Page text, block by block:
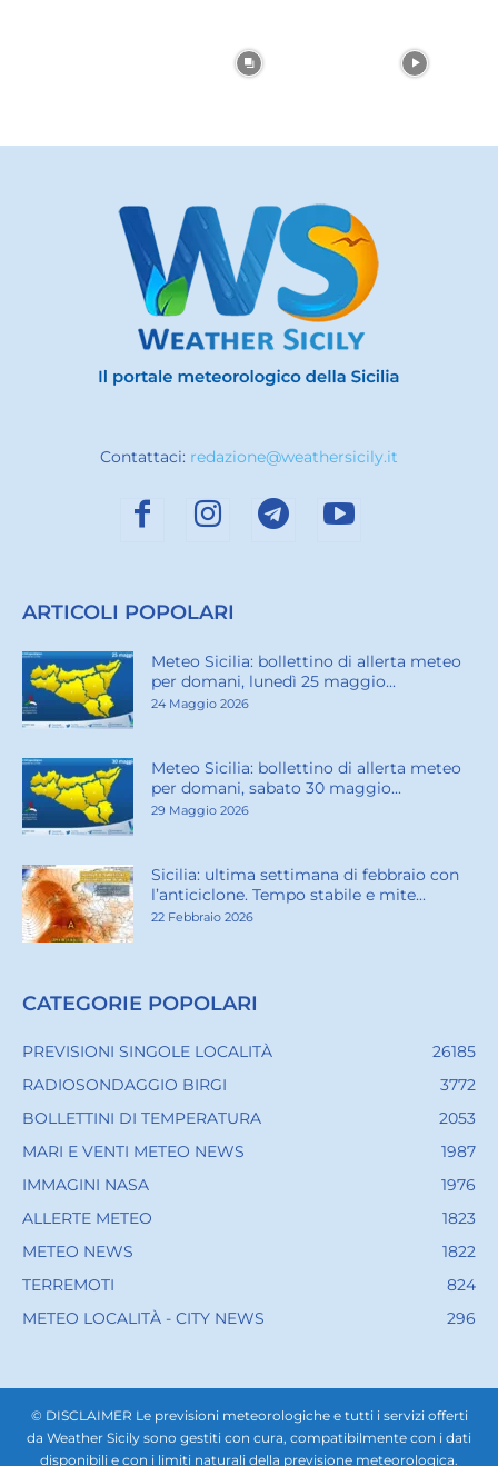
Contattaci: redazione@weathersicily.it
ARTICOLI POPOLARI
Meteo Sicilia: bollettino di allerta meteo
per domani, lunedì 25 maggio...
24 Maggio 2026
Meteo Sicilia: bollettino di allerta meteo
per domani, sabato 30 maggio...
29 Maggio 2026
Sicilia: ultima settimana di febbraio con
l’anticiclone. Tempo stabile e mite...
22 Febbraio 2026
CATEGORIE POPOLARI
PREVISIONI SINGOLE LOCALITÀ
26185
RADIOSONDAGGIO BIRGI
3772
BOLLETTINI DI TEMPERATURA
2053
MARI E VENTI METEO NEWS
1987
IMMAGINI NASA
1976
ALLERTE METEO
1823
METEO NEWS
1822
TERREMOTI
824
METEO LOCALITÀ - CITY NEWS
296
© DISCLAIMER Le previsioni meteorologiche e tutti i servizi offerti
da Weather Sicily sono gestiti con cura, compatibilmente con i dati
disponibili e con i limiti naturali della previsione meteorologica.